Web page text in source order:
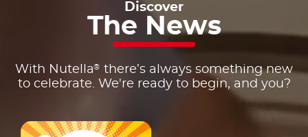
Discover
The News
With Nutella® there’s always something new
to celebrate. We're ready to begin, and you?